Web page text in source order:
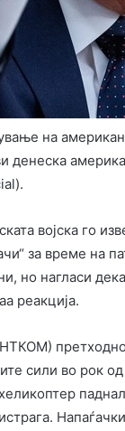
на
денеска
војска го
за време на
но нагласи
реакција.
сили во рок